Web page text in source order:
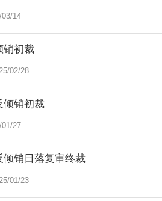
03/14
销初裁
02/28
倾销初裁
01/27
销日落复审终裁
01/23